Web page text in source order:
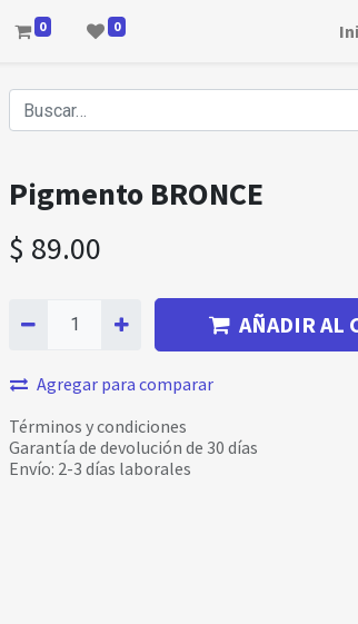
0 0
Pigmento BRONCE
$ 89.00
AÑADIR AL
Agregar para comparar
Términos y condiciones
Garantía de devolución de 30 días
Envío: 2-3 días laborales